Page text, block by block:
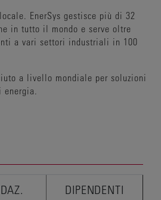
EnerSys gestisce più di 32
in tutto il mondo e serve oltre
a vari settori industriali in 100
a livello mondiale per soluzioni
DIPENDENTI